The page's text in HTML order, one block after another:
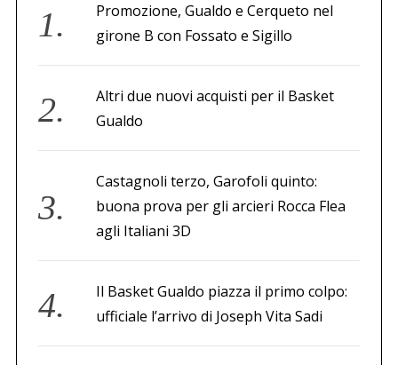
Promozione, Gualdo e Cerqueto nel
girone B con Fossato e Sigillo
Altri due nuovi acquisti per il Basket
Gualdo
Castagnoli terzo, Garofoli quinto:
buona prova per gli arcieri Rocca Flea
agli Italiani 3D
Il Basket Gualdo piazza il primo colpo:
ufficiale l’arrivo di Joseph Vita Sadi